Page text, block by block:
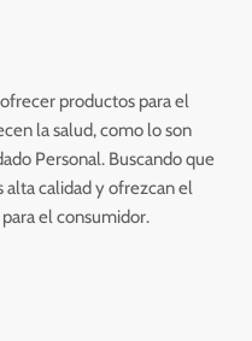
productos para el
la salud, como lo son
Personal. Buscando que
alta calidad y ofrezcan el
el consumidor.